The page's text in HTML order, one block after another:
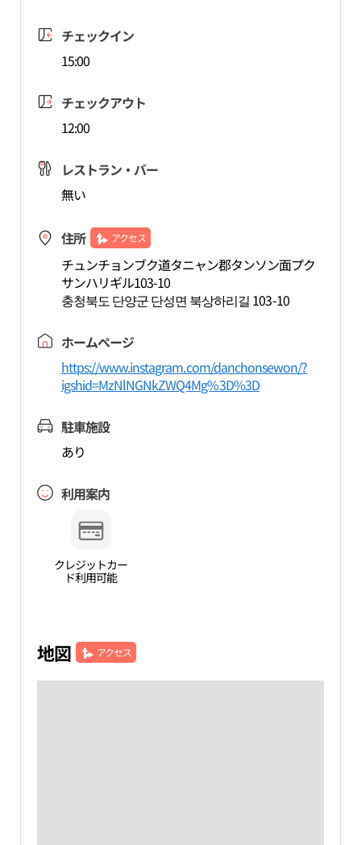
チェックイン
15:00
チェックアウト
12:00
レストラン・バー
無い
住所 アクセス
チュンチョンブク道タニャン郡タンソン面プク
サンハリギル103-10
충청북도 단양군 단성면 북상하리길 103-10
ホームページ
https://www.instagram.com/danchonsewon/?
igshid=MzNlNGNkZWQ4Mg%3D%3D
駐車施設
あり
利用案内
クレジットカー
ド利用可能
地図 アクセス